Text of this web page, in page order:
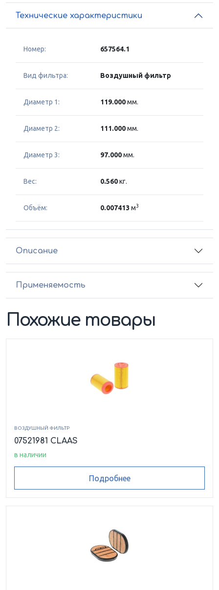
Технические характеристики
Номер: 657564.1
Вид фильтра: Воздушный фильтр
Диаметр 1: 119.000мм.
Диаметр 2: 111.000мм.
Диаметр 3: 97.000мм.
Вес: 0.560кг.
Объём: 0.007413 м3
Описание
Применяемость
Похожие товары
ВОЗДУШНЫЙ ФИЛЬТР
07521981 CLAAS
в наличии
Подробнее